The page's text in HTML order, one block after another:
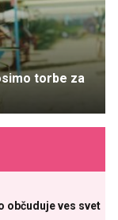
torbe za
občuduje ves svet